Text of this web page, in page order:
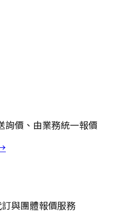
詢價、由業務統一報價
與團體報價服務